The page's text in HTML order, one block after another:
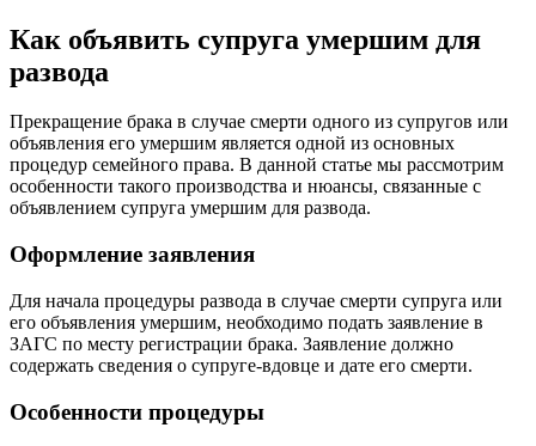
Как объявить супруга умершим для
развода
Прекращение брака в случае смерти одного из супругов или
объявления его умершим является одной из основных
процедур семейного права. В данной статье мы рассмотрим
особенности такого производства и нюансы, связанные с
объявлением супруга умершим для развода.
Оформление заявления
Для начала процедуры развода в случае смерти супруга или
его объявления умершим, необходимо подать заявление в
ЗАГС по месту регистрации брака. Заявление должно
содержать сведения о супруге-вдовце и дате его смерти.
Особенности процедуры